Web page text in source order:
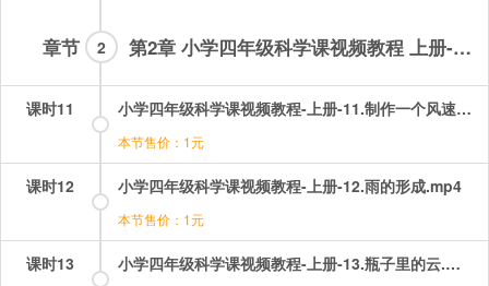
章节 第2章 小学四年级科学课视频教程 上册-会员章节
2
课时11 小学四年级科学课视频教程-上册-11.制作一个风速仪.mp4
本节售价：1元
课时12 小学四年级科学课视频教程-上册-12.雨的形成.mp4
本节售价：1元
课时13 小学四年级科学课视频教程-上册-13.瓶子里的云.mp4